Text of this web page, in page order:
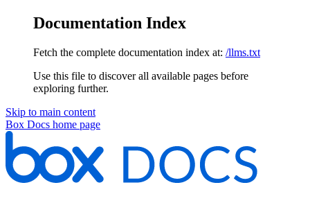
Documentation Index
Fetch the complete documentation index at: /llms.txt
Use this file to discover all available pages before
exploring further.
Skip to main content
Box Docs home page